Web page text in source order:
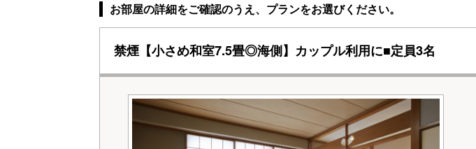
お部屋の詳細をご確認のうえ、プランをお選びください。
禁煙【小さめ和室7.5畳◎海側】カップル利用に■定員3名